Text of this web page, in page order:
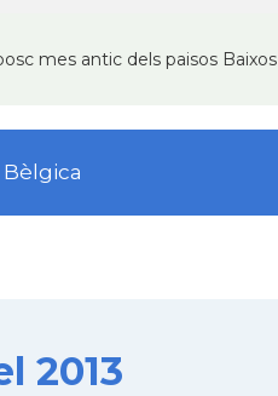
mes antic dels paisos Baixos
2013